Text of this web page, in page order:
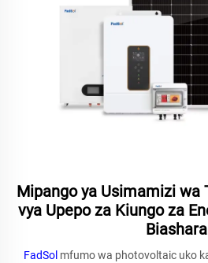
Mipango ya Usimamizi wa
vya Upepo za Kiungo za
Biashara
FadSol mfumo wa photovoltaic uko